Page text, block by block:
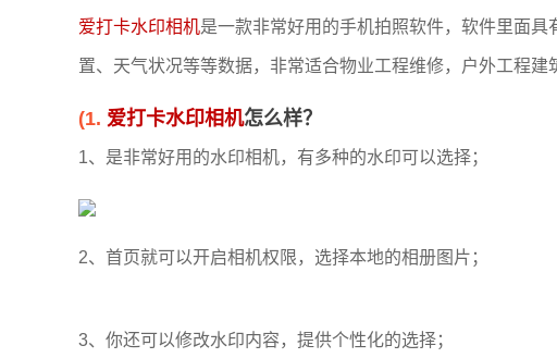
爱打卡水印相机是一款非常好用的手机拍照软件，软件里面
置、天气状况等等数据，非常适合物业工程维修，户外工程
(1. 爱打卡水印相机怎么样？
1、是非常好用的水印相机，有多种的水印可以选择；
2、首页就可以开启相机权限，选择本地的相册图片；
3、你还可以修改水印内容，提供个性化的选择；